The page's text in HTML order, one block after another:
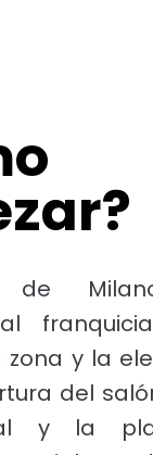
zona y la
del
y la